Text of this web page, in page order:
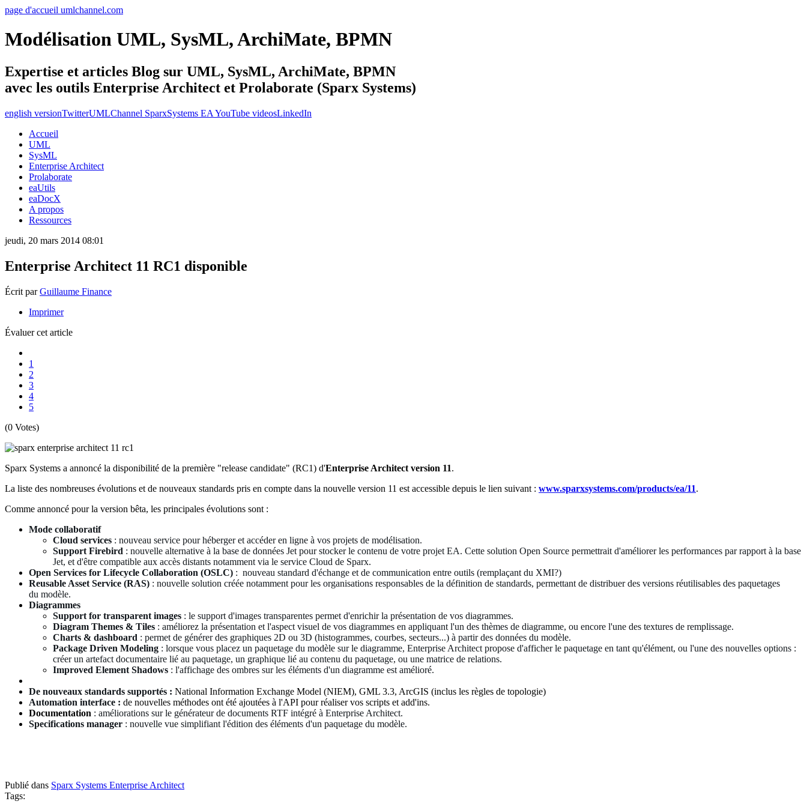
page d'accueil umlchannel.com
Modélisation UML, SysML, ArchiMate, BPMN
Expertise et articles Blog sur UML, SysML, ArchiMate, BPMN
avec les outils Enterprise Architect et Prolaborate (Sparx Systems)
english versionTwitterUMLChannel SparxSystems EA YouTube videosLinkedIn
Accueil
UML
SysML
Enterprise Architect
Prolaborate
eaUtils
eaDocX
A propos
Ressources
jeudi, 20 mars 2014 08:01
Enterprise Architect 11 RC1 disponible
Écrit parGuillaume Finance
Imprimer
Évaluer cet article
1
2
3
4
5
(0 Votes)
Sparx Systems a annoncé la disponibilité de la première "release candidate" (RC1) d'Enterprise Architect version 11.
La liste des nombreuses évolutions et de nouveaux standards pris en compte dans la nouvelle version 11 est accessible depuis le lien suivant : www.sparxsystems.com/products/ea/11.
Comme annoncé pour la version bêta, les principales évolutions sont :
Mode collaboratif
Cloud services : nouveau service pour héberger et accéder en ligne à vos projets de modélisation.
Support Firebird : nouvelle alternative à la base de données Jet pour stocker le contenu de votre projet EA. Cette solution Open Source permettrait d'améliorer les performances par rapport à la base
Jet, et d'être compatible aux accès distants notamment via le service Cloud de Sparx.
Open Services for Lifecycle Collaboration (OSLC) : nouveau standard d'échange et de communication entre outils (remplaçant du XMI?)
Reusable Asset Service (RAS) : nouvelle solution créée notamment pour les organisations responsables de la définition de standards, permettant de distribuer des versions réutilisables des paquetages
du modèle.
Diagrammes
Support for transparent images : le support d'images transparentes permet d'enrichir la présentation de vos diagrammes.
Diagram Themes & Tiles : améliorez la présentation et l'aspect visuel de vos diagrammes en appliquant l'un des thèmes de diagramme, ou encore l'une des textures de remplissage.
Charts & dashboard : permet de générer des graphiques 2D ou 3D (histogrammes, courbes, secteurs...) à partir des données du modèle.
Package Driven Modeling : lorsque vous placez un paquetage du modèle sur le diagramme, Enterprise Architect propose d'afficher le paquetage en tant qu'élément, ou l'une des nouvelles options :
créer un artefact documentaire lié au paquetage, un graphique lié au contenu du paquetage, ou une matrice de relations.
Improved Element Shadows : l'affichage des ombres sur les éléments d'un diagramme est amélioré.
De nouveaux standards supportés : National Information Exchange Model (NIEM), GML 3.3, ArcGIS (inclus les règles de topologie)
Automation interface : de nouvelles méthodes ont été ajoutées à l'API pour réaliser vos scripts et add'ins.
Documentation : améliorations sur le générateur de documents RTF intégré à Enterprise Architect.
Specifications manager : nouvelle vue simplifiant l'édition des éléments d'un paquetage du modèle.
Publié dans Sparx Systems Enterprise Architect
Tags: